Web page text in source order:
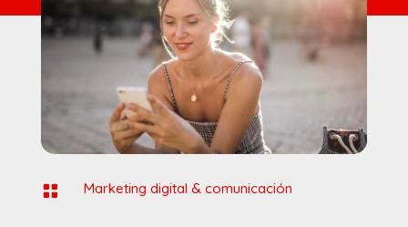
 Marketing digital & comunicación